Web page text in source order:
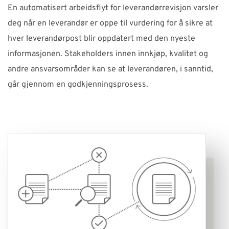
En automatisert arbeidsflyt for leverandørrevisjon varsler
deg når en leverandør er oppe til vurdering for å sikre at
hver leverandørpost blir oppdatert med den nyeste
informasjonen. Stakeholders innen innkjøp, kvalitet og
andre ansvarsområder kan se at leverandøren, i sanntid,
går gjennom en godkjenningsprosess.